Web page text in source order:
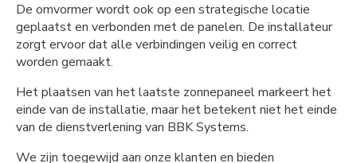
De omvormer wordt ook op een strategische locatie
geplaatst en verbonden met de panelen. De installateur
zorgt ervoor dat alle verbindingen veilig en correct
worden gemaakt.
Het plaatsen van het laatste zonnepaneel markeert het
einde van de installatie, maar het betekent niet het einde
van de dienstverlening van BBK Systems.
We zijn toegewijd aan onze klanten en bieden